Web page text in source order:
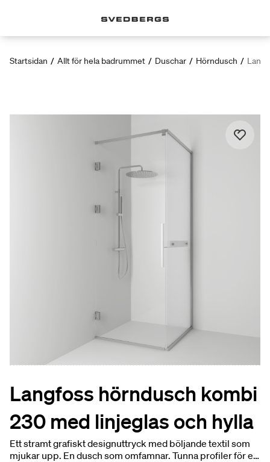
Startsidan / Allt för hela badrummet / Duschar / Hörndusch /
Langfoss hörndusch kombi
230 med linjeglas och hylla
Ett stramt grafiskt designuttryck med böljande textil som
mjukar upp. En dusch som omfamnar. Tunna profiler för ett